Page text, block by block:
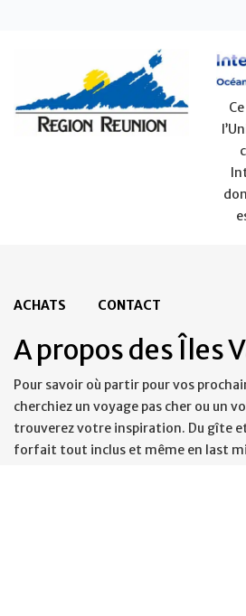
ACHATS CONTACT
A propos des Îles
Pour savoir où partir pour vos
cherchiez un voyage pas cher ou un
trouverez votre inspiration. Du gîte
forfait tout inclus et même en last